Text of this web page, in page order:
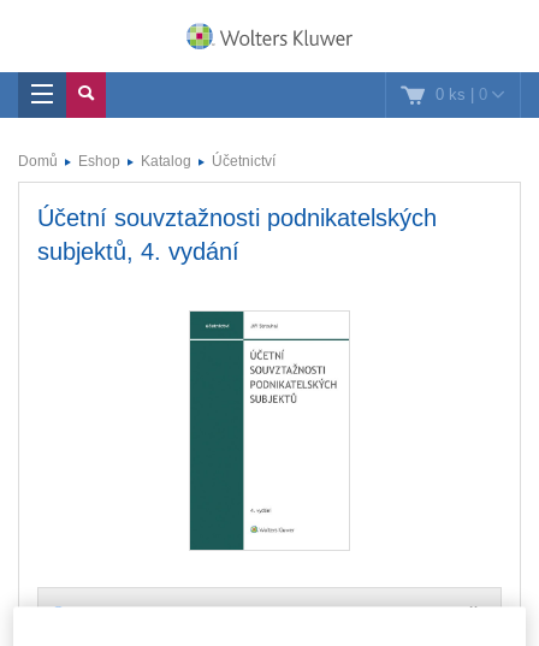
0 ks | 0
Domů Eshop Katalog Účetnictví
Účetní souvztažnosti podnikatelských
subjektů, 4. vydání